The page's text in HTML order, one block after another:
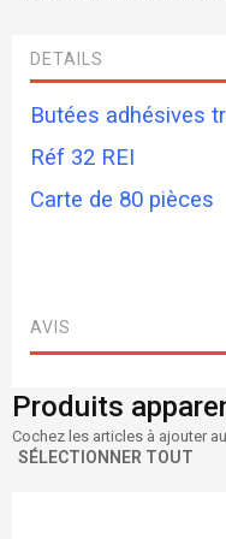
DETAILS
Butées adhésives
Réf 32 REI
Carte de 80 pièces
AVIS
Produits
Cochez les articles à ajouter
SÉLECTIONNER TOUT